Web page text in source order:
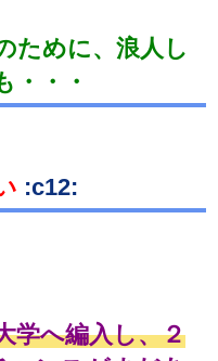
ために、浪人し
・・・
:c12:
学へ編入し、２